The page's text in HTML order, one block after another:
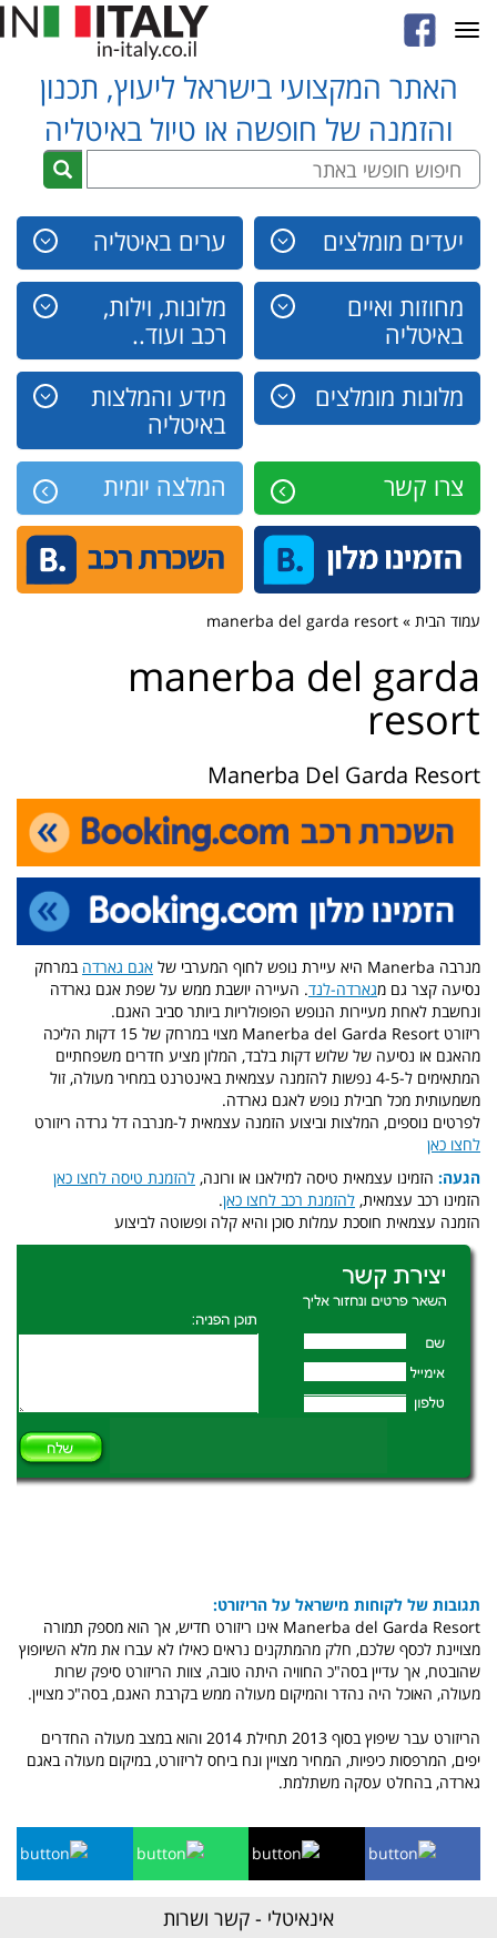
האתר המקצועי בישראל ליעוץ, תכנון
והזמנה של חופשה או טיול באיטליה
יעדים מומלצים ערים באיטליה
מחוזות ואיים
באיטליה
מלונות, וילות,
רכב ועוד..
מלונות מומלצים
מידע והמלצות
באיטליה
צרו קשר
המלצה יומית
Toggle
navigation
עמוד הבית » manerba del garda resort
manerba del garda
resort
Manerba Del Garda Resort
מנרבה Manerba היא עיירת נופש לחוף המערבי של אגם גארדה במרחק
נסיעה קצר גם מגארדה-לנד. העיירה יושבת ממש על שפת אגם גארדה
ונחשבת לאחת מעיירות הנופש הפופולריות ביותר סביב האגם.
ריזורט Manerba del Garda Resort
מצוי במרחק של 15 דקות הליכה
מהאגם או נסיעה של שלוש דקות בלבד, המלון מציע חדרים משפחתיים
המתאימים ל-4-5 נפשות להזמנה עצמאית באינטרנט במחיר מעולה, זול
משמעותית מכל חבילת נופש לאגם גארדה.
לפרטים נוספים, המלצות וביצוע הזמנה עצמאית ל-מנרבה דל גרדה ריזורט
לחצו כאן
הגעה: הזמינו עצמאית טיסה למילאנו או ורונה, להזמנת טיסה לחצו כאן
הזמינו רכב עצמאית, להזמנת רכב לחצו כאן.
הזמנה עצמאית חוסכת עמלות סוכן והיא קלה ופשוטה לביצוע
תגובות של לקוחות מישראל על הריזורט:
Manerba del Garda Resort אינו ריזורט חדיש, אך הוא מספק תמורה
מצויינת לכסף שלכם, חלק מהמתקנים נראים כאילו לא עברו את מלא השיופוץ
שהובטח, אך עדיין בסה"כ החוויה היתה טובה, צוות הריזורט סיפק שרות
מעולה, האוכל היה נהדר והמיקום מעולה ממש בקרבת האגם, בסה"כ מצויין.
הריזורט עבר שיפוץ בסוף 2013 תחילת 2014 והוא במצב מעולה החדרים
יפים, המרפסות כיפיות, המחיר מצויין ונח ביחס לריזורט, במיקום מעולה באגם
גארדה, בהחלט עסקה משתלמת.
אינאיטלי - קשר ושרות